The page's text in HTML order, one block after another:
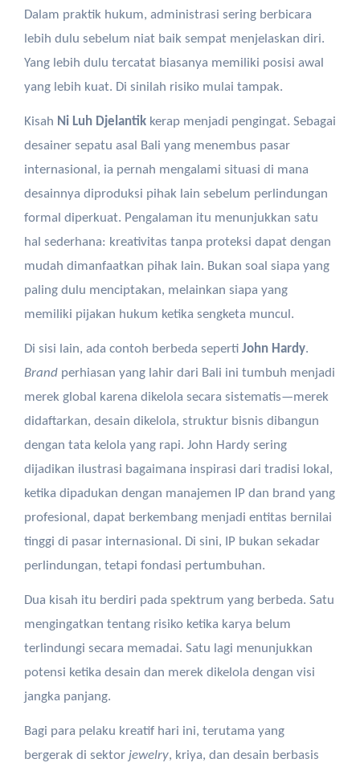
Dalam praktik hukum, administrasi sering berbicara
lebih dulu sebelum niat baik sempat menjelaskan diri.
Yang lebih dulu tercatat biasanya memiliki posisi awal
yang lebih kuat. Di sinilah risiko mulai tampak.
Kisah Ni Luh Djelantikkerap menjadi pengingat. Sebagai
desainer sepatu asal Bali yang menembus pasar
internasional, ia pernah mengalami situasi di mana
desainnya diproduksi pihak lain sebelum perlindungan
formal diperkuat. Pengalaman itu menunjukkan satu
hal sederhana: kreativitas tanpa proteksi dapat dengan
mudah dimanfaatkan pihak lain. Bukan soal siapa yang
paling dulu menciptakan, melainkan siapa yang
memiliki pijakan hukum ketika sengketa muncul.
Di sisi lain, ada contoh berbeda seperti John Hardy.
Brandperhiasan yang lahir dari Bali ini tumbuh menjadi
merek global karena dikelola secara sistematis—merek
didaftarkan, desain dikelola, struktur bisnis dibangun
dengan tata kelola yang rapi. John Hardy sering
dijadikan ilustrasi bagaimana inspirasi dari tradisi lokal,
ketika dipadukan dengan manajemen IP dan brand yang
profesional, dapat berkembang menjadi entitas bernilai
tinggi di pasar internasional. Di sini, IP bukan sekadar
perlindungan, tetapi fondasi pertumbuhan.
Dua kisah itu berdiri pada spektrum yang berbeda. Satu
mengingatkan tentang risiko ketika karya belum
terlindungi secara memadai. Satu lagi menunjukkan
potensi ketika desain dan merek dikelola dengan visi
jangka panjang.
Bagi para pelaku kreatif hari ini, terutama yang
bergerak di sektor jewelry, kriya, dan desain berbasis